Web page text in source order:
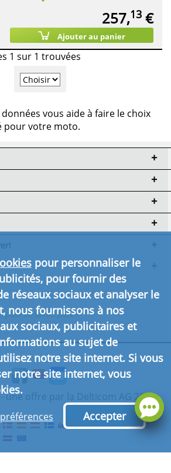
257,13 €
Ajouter au panier
1 sur 1 trouvées
vous aide à faire le choix
pour votre moto.
Les conditions de paiement
Inscription partenaire de
pour en savoir plus.
offre par la Delticom AG 2026
pour personnaliser le
pour fournir des
réseaux sociaux et analyser le
nous fournissons à nos
sociaux, publicitaires et
au sujet de
notre site internet. Si vous
notre site internet, vous
Accepter